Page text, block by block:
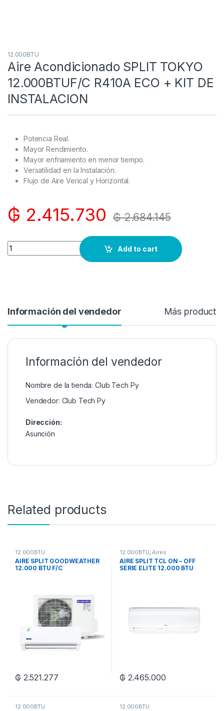
12.000BTU
Aire Acondicionado SPLIT TOKYO
12.000BTUF/C R410A ECO + KIT DE
INSTALACION
Potencia Real.
Mayor Rendimiento.
Mayor enfriamiento en menor tiempo.
Versatilidad en la Instalación.
Flujo de Aire Verical y Horizontal.
₲ 2.415.730 ₲2.684.145
Quantity
Add to cart
Información del vendedor Más
Información del vendedor
Nombre de la tienda: Club Tech Py
Vendedor: Club Tech Py
Dirección:
Asunción
Related products
12.000BTU
AIRE SPLIT GOODWEATHER
12.000 BTU F/C
₲ 2.521.277
12.000BTU Aires
Acondicionados
AIRE SPLIT TCL ON – OFF
SERIE ELITE 12.000 BTU
₲ 2.465.000
12.000BTU 12.000BTU